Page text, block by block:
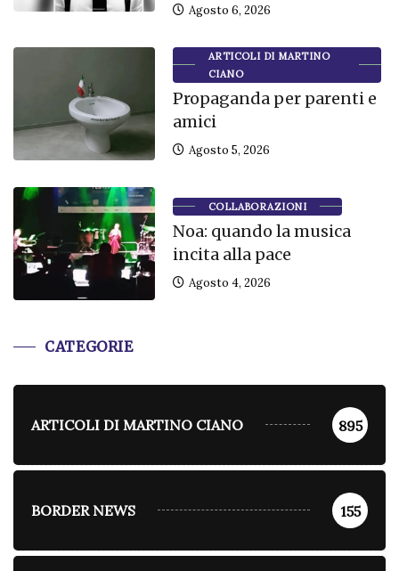
Agosto 6, 2026
ARTICOLI DI MARTINO
CIANO
Propaganda per parenti e
amici
Agosto 5, 2026
COLLABORAZIONI
Noa: quando la musica
incita alla pace
Agosto 4, 2026
CATEGORIE
ARTICOLI DI MARTINO CIANO 895
BORDER NEWS 155